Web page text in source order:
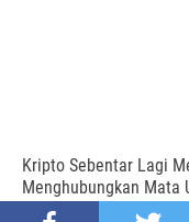
Kripto Sebentar Lagi
Menghubungkan Mata